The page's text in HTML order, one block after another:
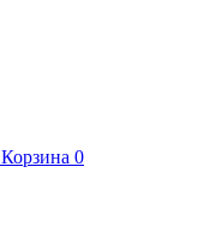
Корзина 0